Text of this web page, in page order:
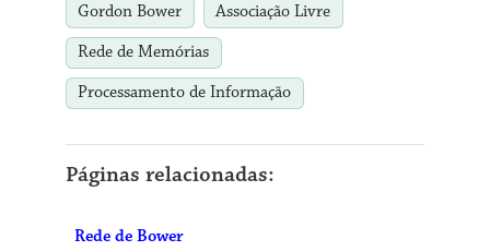
Gordon Bower
Associação Livre
Rede de Memórias
Processamento de Informação
Páginas relacionadas:
Rede de Bower